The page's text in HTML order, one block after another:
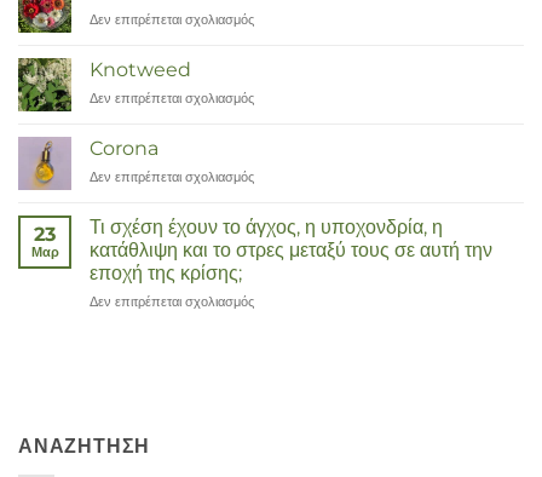
Δεν επιτρέπεται σχολιασμός
Knotweed
Δεν επιτρέπεται σχολιασμός
Corona
Δεν επιτρέπεται σχολιασμός
23
Μαρ
Τι σχέση έχουν το άγχος, η υποχονδρία, η
κατάθλιψη και το στρες μεταξύ τους σε αυτή την
εποχή της κρίσης;
Δεν επιτρέπεται σχολιασμός
ΑΝΑΖΉΤΗΣΗ